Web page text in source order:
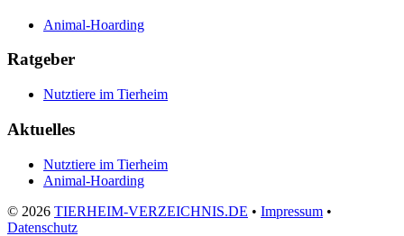
Animal-Hoarding
Ratgeber
Nutztiere im Tierheim
Aktuelles
Nutztiere im Tierheim
Animal-Hoarding
© 2026 TIERHEIM-VERZEICHNIS.DE • Impressum •
Datenschutz